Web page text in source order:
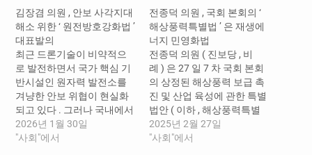
김장겸 의원 , 안보 사각지대
해소 위한 ‘ 원전방호강화법 ’
대표발의
최근 드론기술이 비약적으
로 발전하면서 국가 핵심 기
반시설인 원자력 발전소를
겨냥한 안보 위협이 현실화
되고 있다 . 그러나 국내에서
는 법적 근거 부족으로 실전
과 같은 방호 훈련이 제한되
2026년 1월 30일
"사회"에서
전종덕 의원 , 국회 본회의 ‘
해상풍력특별법 ’ 은 재생에
너지 민영화법
전종덕 의원 ( 진보당 , 비
례 ) 은 27 일 7 차 국회 본회
의 상정된 해상풍력 보급 촉
진 및 산업 육성에 관한 특별
법안 ( 이하 , 해상풍력특별
법 ) 반대 토론을 펼치며 , 법
안이 초래할 재생에너지 민
2025년 2월 27일
"사회"에서